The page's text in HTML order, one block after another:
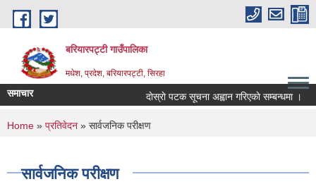
Skip to main content
बरियारपट्टी गाउँपालिका
मधेश, प्रदेश, बरियारपट्टी, सिरहा
समाचार दाेस्राे पटक सूचना अह्वान गरिएकाे सम्बन्धमा ।
You are here
Home » प्रतिवेदन » सार्वजनिक परीक्षण
सार्वजनिक परीक्षण